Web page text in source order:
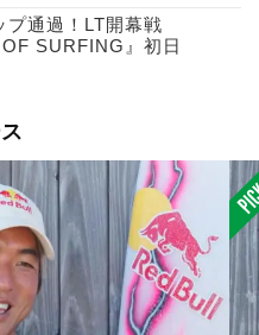
プ通過！LT開幕戦
SURFING』初日